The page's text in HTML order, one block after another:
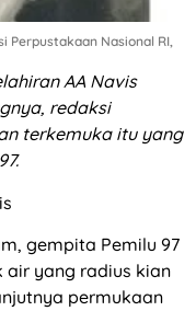
Perpustakaan Nasional RI,
AA Navis
redaksi
terkemuka itu yang
gempita Pemilu 97
air yang radius kian
permukaan